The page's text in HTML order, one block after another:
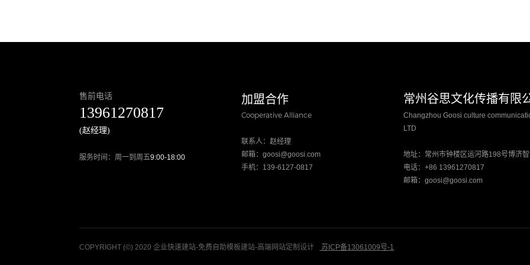
售前电话
13961270817
(赵经理)
服务时间：周一到周五9:00-18:00
加盟合作
Cooperative Alliance
联系人：赵经理
邮箱：goosi@goosi.com
手机：139-6127-0817
常州谷思文化传播有限
Changzhou Goosi culture
LTD
地址：常州市钟楼区运河路198号博济
电话：+86 13961270817
邮箱：goosi@goosi.com
COPYRIGHT (©) 2020 企业快速建站-免费自助模板建站-高端网站定制设计 苏ICP备13061009号-1